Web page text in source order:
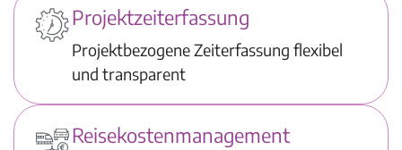
Projektzeiterfassung
Projektbezogene Zeiterfassung flexibel
und transparent
Reisekostenmanagement